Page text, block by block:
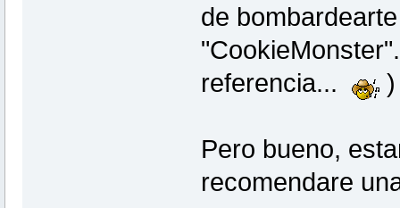
de
referencia...
)
Pero bueno,
recomendare